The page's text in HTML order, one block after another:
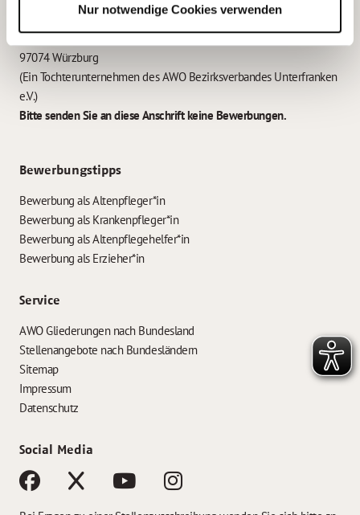
Nur notwendige Cookies verwenden
Garitz Bewirtschaftungsbetriebe GmbH
Kantstraße 45a
97074 Würzburg
(Ein Tochterunternehmen des AWO Bezirksverbandes Unterfranken
e.V.)
Bitte senden Sie an diese Anschrift keine Bewerbungen.
Bewerbungstipps
Bewerbung als Altenpfleger*in
Bewerbung als Krankenpfleger*in
Bewerbung als Altenpflegehelfer*in
Bewerbung als Erzieher*in
Service
AWO Gliederungen nach Bundesland
Stellenangebote nach Bundesländern
Sitemap
Impressum
Datenschutz
Social Media